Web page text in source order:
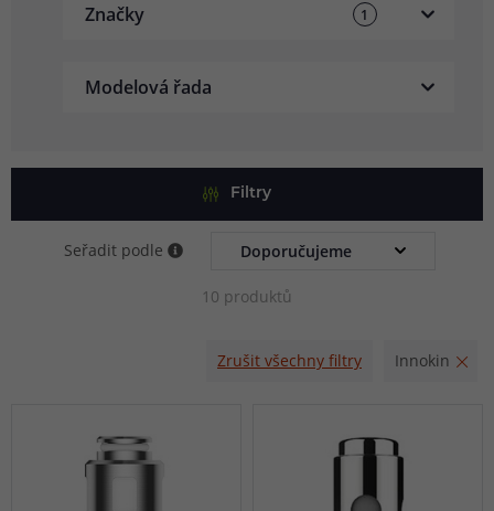
Značky 1
Modelová řada
Filtry
Seřadit podle
10 produktů
Zrušit všechny filtry Innokin